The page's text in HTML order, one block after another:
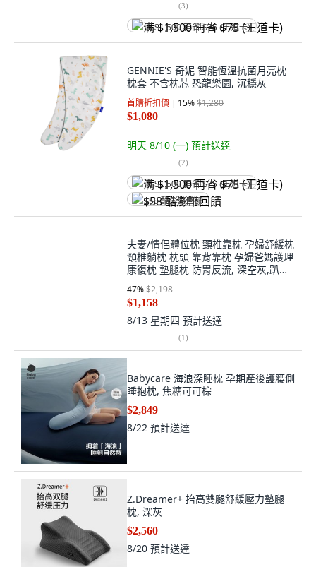
(3)
满 $1,500 再省 $75 (王道卡)
GENNIE'S 奇妮 智能恆溫抗菌月亮枕
枕套 不含枕芯 恐龍樂園, 沉穩灰
首購折扣價 15%$1,280
$1,080
明天 8/10 (一) 預計送達
(2)
满 $1,500 再省 $75 (王道卡)
$58 酷澎幣回饋
夫妻/情侶體位枕 頸椎靠枕 孕婦舒緩枕
頸椎躺枕 枕頭 靠背靠枕 孕婦爸媽護理
康復枕 墊腿枕 防胃反流, 深空灰,趴睡
枕【升級款 可移動小枕頭】
47%$2,198
$1,158
8/13 星期四 預計送達
(1)
Babycare 海浪深睡枕 孕期產後護腰側
睡抱枕, 焦糖可可棕
$2,849
Z.Dreamer+ 抬高雙腿舒緩壓力墊腿
枕, 深灰
$2,560